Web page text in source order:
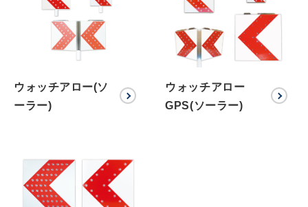
ウォッチアロー(ソ
ーラー)
ウォッチアロー
GPS(ソーラー)